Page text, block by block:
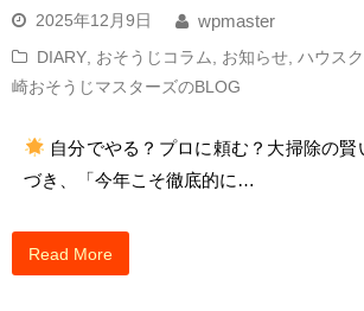
2025年12月9日
wpmaster
DIARY, おそうじコラム, お知らせ, ハウス
崎おそうじマスターズのBLOG
自分でやる？プロに頼む？大掃除の
づき、「今年こそ徹底的に…
Read More